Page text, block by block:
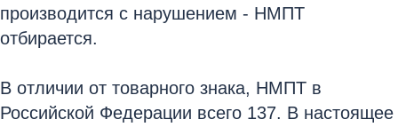
производится с нарушением - НМПТ
отбирается.
В отличии от товарного знака, НМПТ в
Российской Федерации всего 137. В настоящее